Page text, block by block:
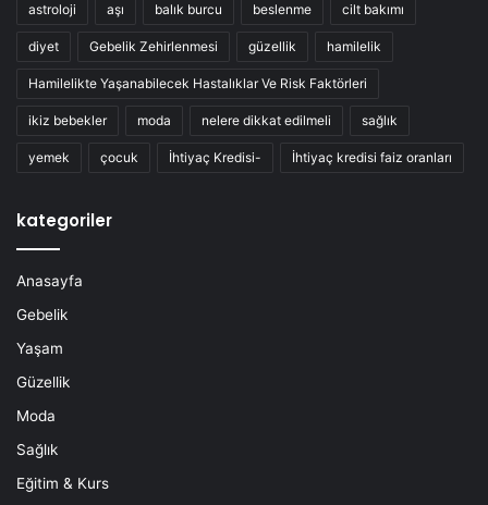
astroloji aşı balık burcu beslenme cilt bakımı
diyet Gebelik Zehirlenmesi güzellik hamilelik
Hamilelikte Yaşanabilecek Hastalıklar Ve Risk Faktörleri
ikiz bebekler moda nelere dikkat edilmeli sağlık
yemek çocuk İhtiyaç Kredisi- İhtiyaç kredisi faiz oranları
kategoriler
Anasayfa
Gebelik
Yaşam
Güzellik
Moda
Sağlık
Eğitim & Kurs